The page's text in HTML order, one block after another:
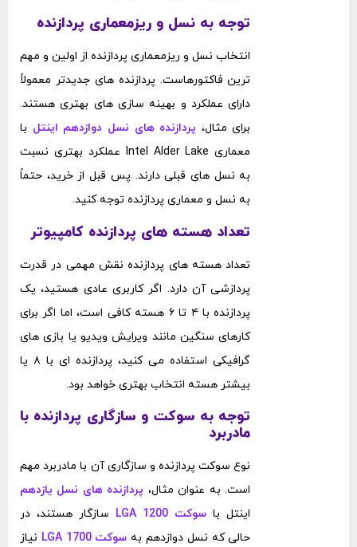
توجه به نسل و ریزمعماری پردازنده
انتخاب نسل و ریزمعماری پردازنده از اولین و مهم
‌ترین فاکتورهاست. پردازنده‌ های جدیدتر معمولاً
دارای عملکرد و بهینه‌ سازی ‌های بهتری هستند.
برای مثال، پردازنده ‌های نسل دوازدهم اینتل با
معماری Intel Alder Lake عملکرد بهتری نسبت
به نسل‌ های قبلی دارند. پس قبل از خرید، حتماً
به نسل و معماری پردازنده توجه کنید.
تعداد هسته ‌های پردازنده کامپیوتر
تعداد هسته‌ های پردازنده نقش مهمی در قدرت
پردازشی آن دارد. اگر کاربری عادی هستید، یک
پردازنده با ۴ تا ۶ هسته کافی است، اما اگر برای
کارهای سنگین مانند ویرایش ویدیو یا بازی ‌های
گرافیکی استفاده می ‌کنید، پردازنده ‌ای با ۸ یا
بیشتر هسته انتخاب بهتری خواهد بود.
توجه به سوکت و سازگاری پردازنده با
مادربرد
نوع سوکت پردازنده و سازگاری آن با مادربرد مهم
است. به عنوان مثال، پردازنده‌ های نسل یازدهم
اینتل با سوکت LGA 1200
سازگار هستند، در
حالی که نسل دوازدهم به سوکت LGA 1700
نیاز